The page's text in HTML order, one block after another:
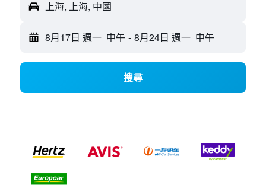
上海, 上海, 中國
8月17日 週一 中午 - 8月24日 週一 中午
搜尋